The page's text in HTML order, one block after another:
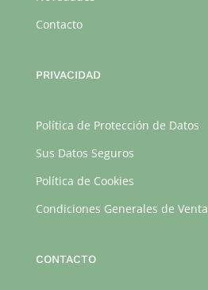
Contacto
PRIVACIDAD
Política de Protección de Datos
Sus Datos Seguros
Política de Cookies
Condiciones Generales de Venta
CONTACTO